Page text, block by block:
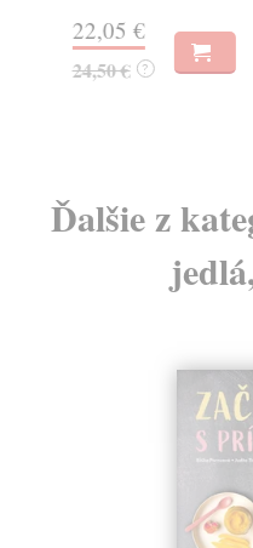
22,05 €
24,50 € ?
Ďalšie z